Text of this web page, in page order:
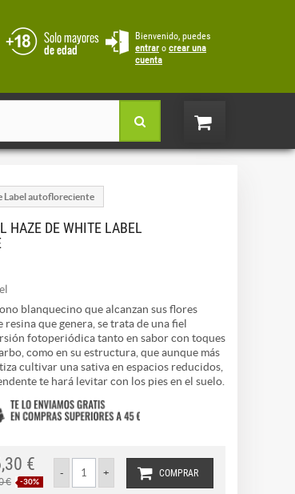
Bienvenido, puedes
entrar o crear una
cuenta
Label autofloreciente
HAZE DE WHITE LABEL
blanquecino que alcanzan sus flores
que genera, se trata de una fiel
fotoperiódica tanto en sabor con toques
como en su estructura, que aunque más
cultivar una sativa en espacios reducidos,
te hará levitar con los pies en el suelo.
COMPRAR
€
€ -30%